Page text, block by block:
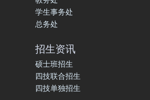
学生事务处
总务处
招生资讯
硕士班招生
四技联合招生
四技单独招生